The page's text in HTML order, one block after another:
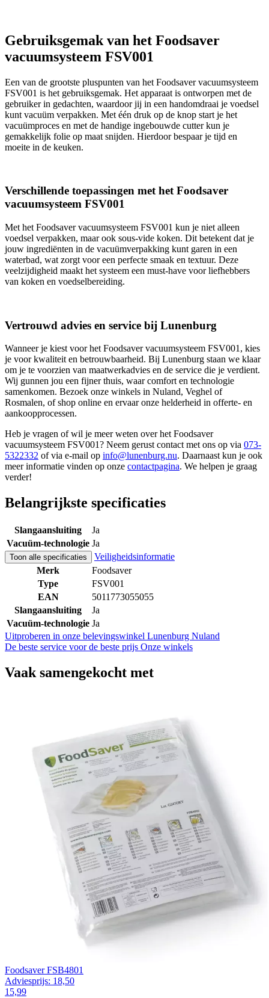
Gebruiksgemak van het Foodsaver
vacuumsysteem FSV001
Een van de grootste pluspunten van het Foodsaver vacuumsysteem
FSV001 is het gebruiksgemak. Het apparaat is ontworpen met de
gebruiker in gedachten, waardoor jij in een handomdraai je voedsel
kunt vacuüm verpakken. Met één druk op de knop start je het
vacuümproces en met de handige ingebouwde cutter kun je
gemakkelijk folie op maat snijden. Hierdoor bespaar je tijd en
moeite in de keuken.
Verschillende toepassingen met het Foodsaver
vacuumsysteem FSV001
Met het Foodsaver vacuumsysteem FSV001 kun je niet alleen
voedsel verpakken, maar ook sous-vide koken. Dit betekent dat je
jouw ingrediënten in de vacuümverpakking kunt garen in een
waterbad, wat zorgt voor een perfecte smaak en textuur. Deze
veelzijdigheid maakt het systeem een must-have voor liefhebbers
van koken en voedselbereiding.
Vertrouwd advies en service bij Lunenburg
Wanneer je kiest voor het Foodsaver vacuumsysteem FSV001, kies
je voor kwaliteit en betrouwbaarheid. Bij Lunenburg staan we klaar
om je te voorzien van maatwerkadvies en de service die je verdient.
Wij gunnen jou een fijner thuis, waar comfort en technologie
samenkomen. Bezoek onze winkels in Nuland, Veghel of
Rosmalen, of shop online en ervaar onze helderheid in offerte- en
aankoopprocessen.
Heb je vragen of wil je meer weten over het Foodsaver
vacuumsysteem FSV001? Neem gerust contact met ons op via 073-
5322332 of via e-mail op info@lunenburg.nu. Daarnaast kun je ook
meer informatie vinden op onze contactpagina. We helpen je graag
verder!
Belangrijkste specificaties
Slangaansluiting
Ja
Vacuüm-technologie Ja
Toon alle specificaties
Veiligheidsinformatie
Merk
Foodsaver
Type
FSV001
EAN
5011773055055
Slangaansluiting
Ja
Vacuüm-technologie Ja
Uitproberen in onze belevingswinkel Lunenburg Nuland
De beste service voor de beste prijs Onze winkels
Vaak samengekocht met
Foodsaver FSB4801
Adviesprijs: 18,50
15,99